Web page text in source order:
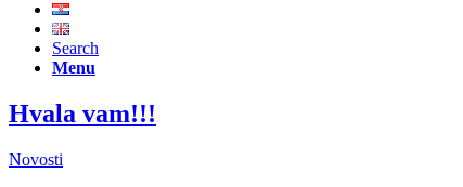
Search
Menu
Hvala vam!!!
Novosti